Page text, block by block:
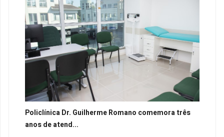
Policlínica Dr. Guilherme Romano comemora três
anos de atend...